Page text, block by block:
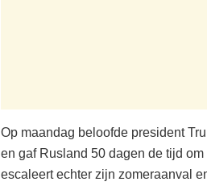
Op maandag beloofde president
en gaf Rusland 50 dagen de tijd
escaleert echter zijn zomeraanval